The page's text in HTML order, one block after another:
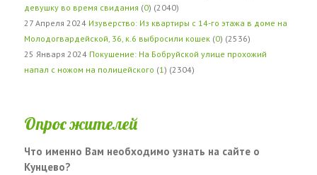
девушку во время свидания (0) (2040)
27 Апреля 2024 Изуверство: Из квартиры с 14-го этажа в доме на
Молодогвардейской, 36, к.6 выбросили кошек (0) (2536)
25 Января 2024 Покушение: На Бобруйской улице прохожий
напал с ножом на полицейского (1 ) (2304)
Опрос жителей
Что именно Вам необходимо узнать на сайте о
Кунцево?